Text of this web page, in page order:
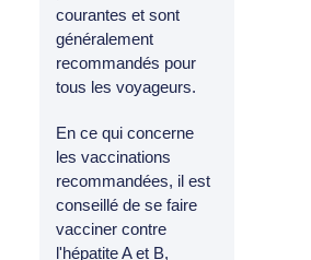
courantes et sont
généralement
recommandés pour
tous les voyageurs.
En ce qui concerne
les vaccinations
recommandées, il est
conseillé de se faire
vacciner contre
l'hépatite A et B,